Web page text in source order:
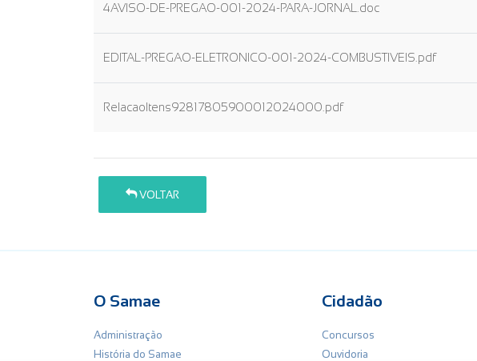
4AVISO-DE-PREGAO-001-2024-PARA-JORNAL.doc
EDITAL-PREGAO-ELETRONICO-001-2024-COMBUSTIVEIS.pdf
RelacaoItens92817805900012024000.pdf
VOLTAR
O Samae
Administração
História do Samae
Cidadão
Concursos
Ouvidoria